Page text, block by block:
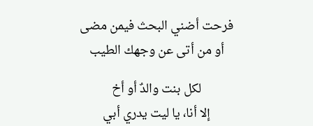
فرحت أضني البحث فيمن مضى
أو من أتى عن وجهك الطيب
لكل بنت والدٌ أو أخ
إلا أنا، يا ليت يدري أبي